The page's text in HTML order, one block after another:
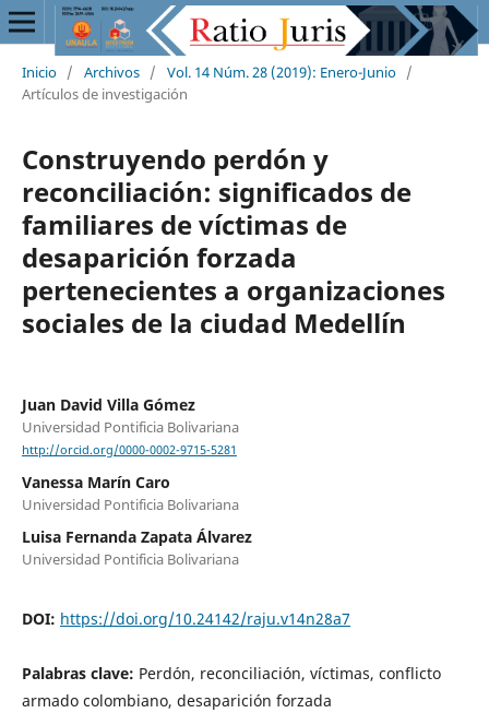
Inicio / Archivos / Vol. 14 Núm. 28 (2019): Enero-Junio /
Artículos de investigación
Construyendo perdón y
reconciliación: significados de
familiares de víctimas de
desaparición forzada
pertenecientes a organizaciones
sociales de la ciudad Medellín
Juan David Villa Gómez
Universidad Pontificia Bolivariana
http://orcid.org/0000-0002-9715-5281
Vanessa Marín Caro
Universidad Pontificia Bolivariana
Luisa Fernanda Zapata Álvarez
Universidad Pontificia Bolivariana
DOI: https://doi.org/10.24142/raju.v14n28a7
Palabras clave: Perdón, reconciliación, víctimas, conflicto
armado colombiano, desaparición forzada